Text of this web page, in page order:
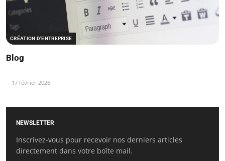
CRÉATION D’ENTREPRISE
Blog
17 février 2026
NEWSLETTER
Inscrivez-vous pour recevoir nos derniers articles
directement dans votre boîte mail.